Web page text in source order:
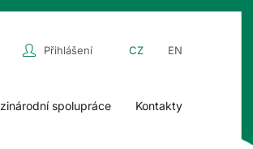
Přihlášení CZ EN
spolupráce Kontakty